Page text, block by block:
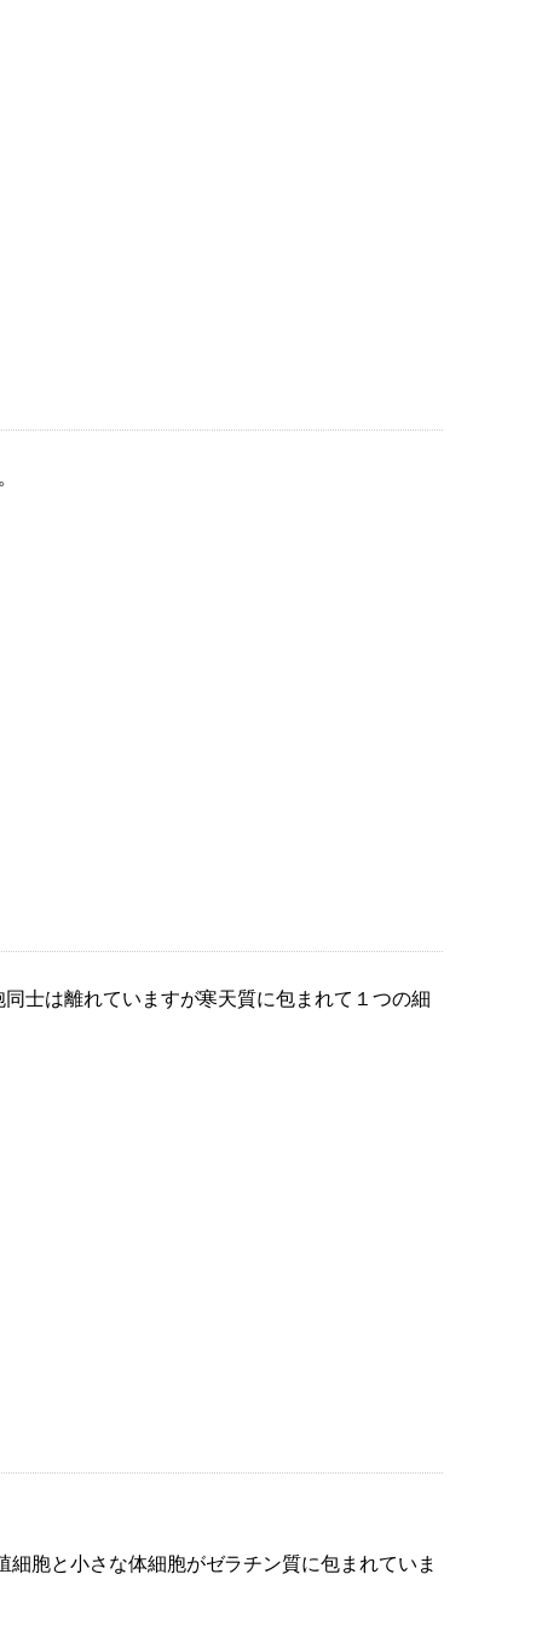
士は離れていますが寒天質に包まれて１つの細
胞と小さな体細胞がゼラチン質に包まれていま